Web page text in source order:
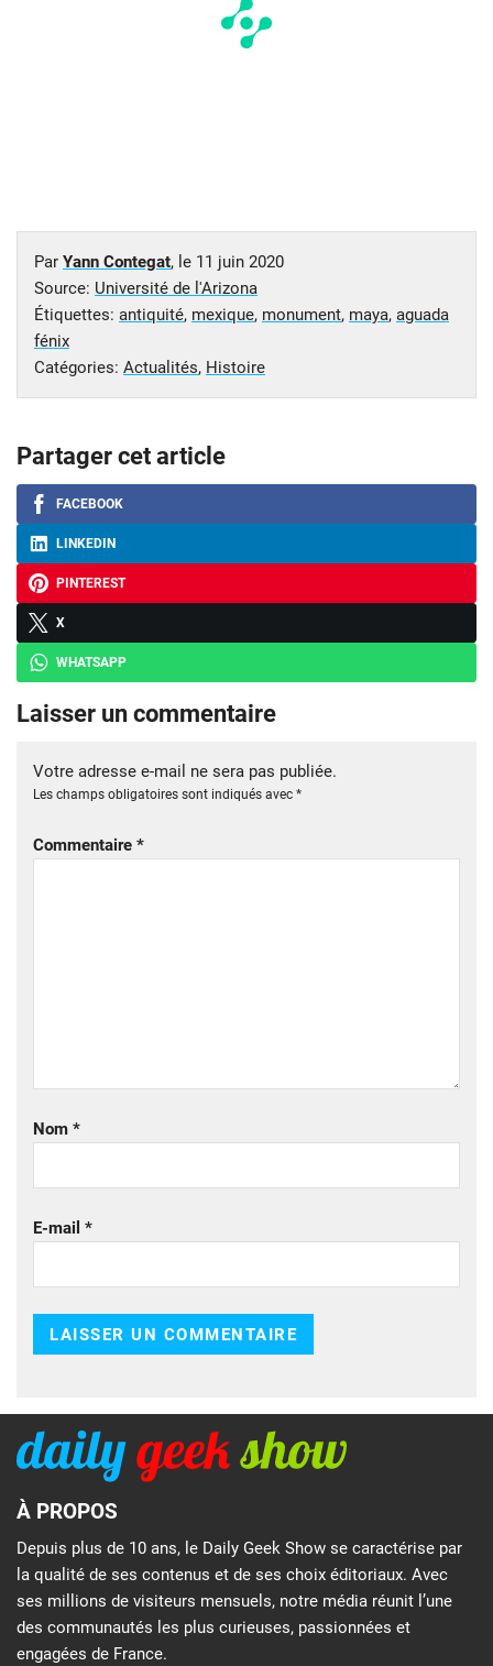
Par Yann Contegat, le 11 juin 2020
Source: Université de l'Arizona
Étiquettes: antiquité, mexique, monument, maya, aguada
fénix
Catégories: Actualités, Histoire
Partager cet article
FACEBOOK
LINKEDIN
PINTEREST
X
WHATSAPP
Laisser un commentaire
Votre adresse e-mail ne sera pas publiée.
Les champs obligatoires sont indiqués avec *
Commentaire *
Nom *
E-mail *
À PROPOS
Depuis plus de 10 ans, le Daily Geek Show se caractérise par
la qualité de ses contenus et de ses choix éditoriaux. Avec
ses millions de visiteurs mensuels, notre média réunit l’une
des communautés les plus curieuses, passionnées et
engagées de France.